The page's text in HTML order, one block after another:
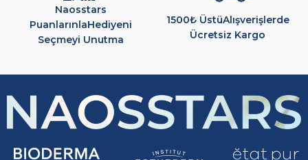
Naosstars
PuanlarınlaHediyeni
Seçmeyi Unutma
1500₺ ÜstüAlışverişlerde
Ücretsiz Kargo